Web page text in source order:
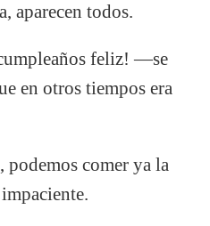
aparecen todos.
feliz! —se
en otros tiempos era
comer ya la